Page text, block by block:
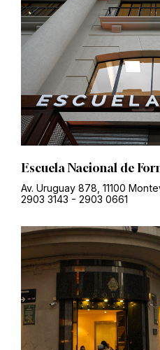
Escuela Nacional de
Av. Uruguay 878, 11100
2903 3143 - 2903 0661